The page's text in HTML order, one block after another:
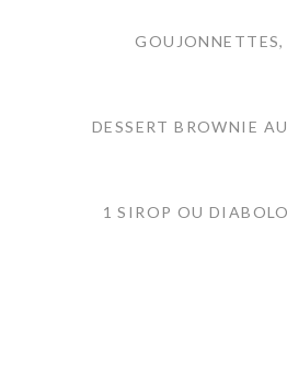
GOUJONNETTES,
DESSERT BROWNIE
1 SIROP OU